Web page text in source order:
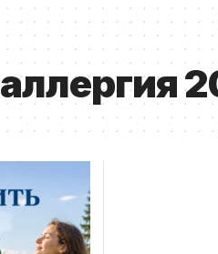
аллергия